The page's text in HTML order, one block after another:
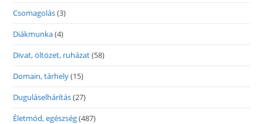
Csomagolás(3)
Diákmunka(4)
Divat, öltözet, ruházat(58)
Domain, tárhely(15)
Duguláselhárítás(27)
Életmód, egészség(487)